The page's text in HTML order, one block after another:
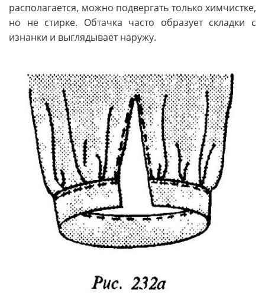
располагается, можно подвергать только химчистке,
но не стирке. Обтачка часто образует складки с
изнанки и выглядывает наружу.